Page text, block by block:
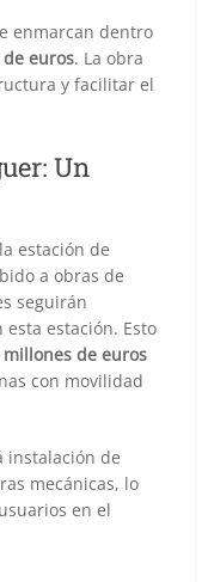
enmarcan dentro
euros. La obra
y facilitar el
Un
estación de
a obras de
seguirán
estación. Esto
millones de euros
con movilidad
instalación de
mecánicas, lo
en el